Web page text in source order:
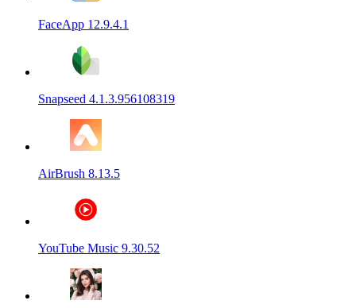
FaceApp 12.9.4.1
Snapseed 4.1.3.956108319
AirBrush 8.13.5
YouTube Music 9.30.52